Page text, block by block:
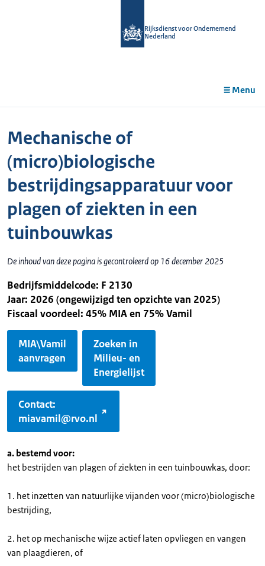
Rijksdienst voor Ondernemend
Nederland
Menu
Mechanische of
(micro)biologische
bestrijdingsapparatuur voor
plagen of ziekten in een
tuinbouwkas
De inhoud van deze pagina is gecontroleerd op 16 december 2025
Bedrijfsmiddelcode: F 2130
Jaar: 2026 (ongewijzigd ten opzichte van 2025)
Fiscaal voordeel: 45% MIA en 75% Vamil
MIA\Vamil
aanvragen
Zoeken in
Milieu- en
Energielijst
Contact:
miavamil@rvo.nl
a. bestemd voor:
het bestrijden van plagen of ziekten in een tuinbouwkas, door:
1. het inzetten van natuurlijke vijanden voor (micro)biologische
bestrijding,
2. het op mechanische wijze actief laten opvliegen en vangen
van plaagdieren, of